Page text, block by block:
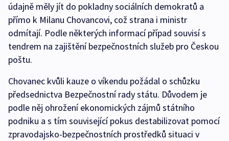
údajně měly jít do pokladny sociálních demokratů a
přímo k Milanu Chovancovi, což strana i ministr
odmítají. Podle některých informací případ souvisí s
tendrem na zajištění bezpečnostních služeb pro Českou
poštu.
Chovanec kvůli kauze o víkendu požádal o schůzku
předsednictva Bezpečnostní rady státu. Důvodem je
podle něj ohrožení ekonomických zájmů státního
podniku a s tím související pokus destabilizovat pomocí
zpravodajsko-bezpečnostních prostředků situaci v